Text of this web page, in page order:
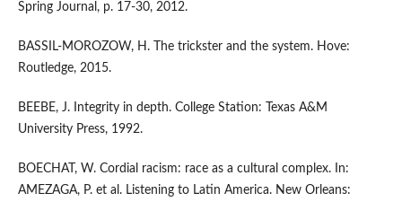
Spring Journal, p. 17-30, 2012.
BASSIL-MOROZOW, H. The trickster and the system. Hove:
Routledge, 2015.
BEEBE, J. Integrity in depth. College Station: Texas A&M
University Press, 1992.
BOECHAT, W. Cordial racism: race as a cultural complex. In:
AMEZAGA, P. et al. Listening to Latin America. New Orleans: